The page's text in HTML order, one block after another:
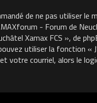
de ne pas utiliser le
- Forum de
Xamax FCS », de
utiliser la fonction «
votre courriel, alors le